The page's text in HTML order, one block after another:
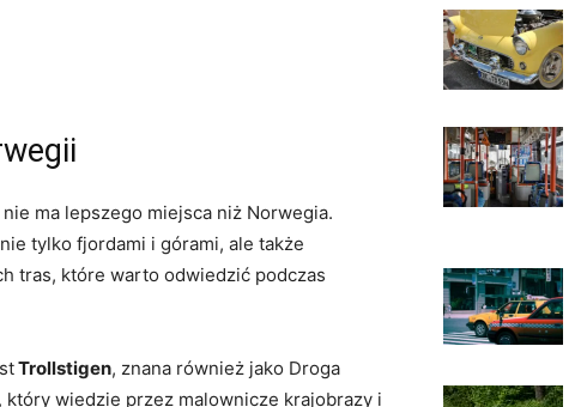
ma lepszego miejsca niż Norwegia.
tylko⁢ fjordami i górami, ‌ale⁤ także
tras, które warto odwiedzić podczas
‍Trollstigen, znana również jako Droga
wiedzie przez malownicze krajobrazy i